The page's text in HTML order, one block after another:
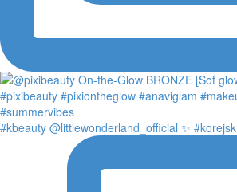
#kbeauty @littlewonderland_official ✨ #korejsk